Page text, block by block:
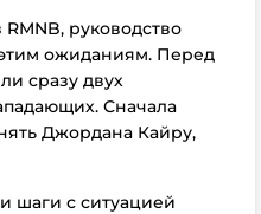
руководство
этим ожиданиям. Перед
сразу двух
Сначала
Джордана Кайру,
шаги с ситуацией